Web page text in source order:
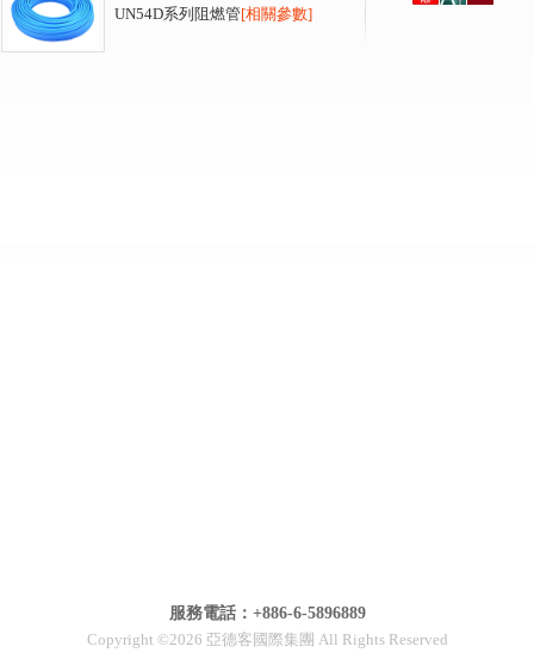
UN54D系列阻燃管[相關參數]
服務電話：+886-6-5896889
Copyright ©2026 亞德客國際集團 All Rights Reserved